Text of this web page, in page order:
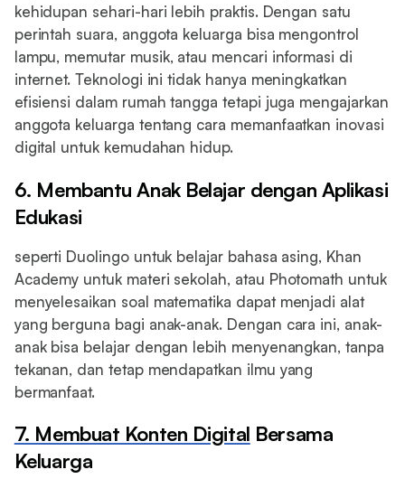
kehidupan sehari-hari lebih praktis. Dengan satu
perintah suara, anggota keluarga bisa mengontrol
lampu, memutar musik, atau mencari informasi di
internet. Teknologi ini tidak hanya meningkatkan
efisiensi dalam rumah tangga tetapi juga mengajarkan
anggota keluarga tentang cara memanfaatkan inovasi
digital untuk kemudahan hidup.
6. Membantu Anak Belajar dengan Aplikasi
Edukasi
seperti Duolingo untuk belajar bahasa asing, Khan
Academy untuk materi sekolah, atau Photomath untuk
menyelesaikan soal matematika dapat menjadi alat
yang berguna bagi anak-anak. Dengan cara ini, anak-
anak bisa belajar dengan lebih menyenangkan, tanpa
tekanan, dan tetap mendapatkan ilmu yang
bermanfaat.
7. Membuat Konten Digital Bersama
Keluarga